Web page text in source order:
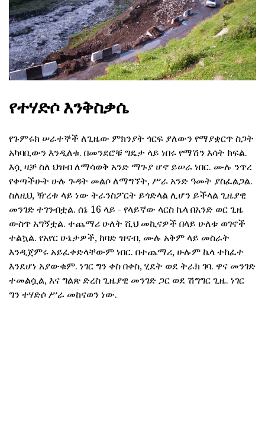
የተሃድሶ እንቅስቃሴ
የጉምሩክ ሠራተኞች ለጊዜው ምክንያት ጎርፍ ያለውን የማያቋርጥ ስጋት
አካባቢውን እንዲለቁ. በመንደሮቹ ግዴታ ላይ ነበሩ የማሽን እሳት ክፍል.
እሷ ዛቻ ስለ ህዝብ ለማሳወቅ አንድ ማጉያ ሆኖ ይሠራ ነበር. ሙሉ ንጥረ
የቀጣችሁት ሁሉ ጉዳት መልሶ ለማግኘት, ሥራ አንድ ዓመት ያስፈልጋል.
ስለዚህ, ዥረቱ ላይ ነው ትራንስፖርት ይጎድላል ሊሆን ይችላል ጊዜያዊ
መንገድ ተገንብቷል. ሰኔ 16 ላይ - የላይኛው ላርስ ኬላ በአንድ ወር ጊዜ
ውስጥ አግኝቷል. ተጨማሪ ሁለት ሺህ መኪናዎች በላይ ሁለቱ ወገኖች
ተልኳል. የአየር ሁኔታዎች, ከባድ ዝናብ, ሙሉ አቅም ላይ መስራት
እንዲጀምሩ አይፈቀድላቸውም ነበር. በተጨማሪ, ሁሉም ኬላ ተከፈተ
እንደሆነ አያውቁም. ነገር ግን ቀስ በቀስ, ሂደት ወደ ትራክ ገባ. ዋና መንገድ
ተመልሷል, እና ግልጽ ድረስ ጊዜያዊ መንገድ ጋር ወደ ሽግግር ጊዜ. ነገር
ግን ተሃድሶ ሥራ መከናወን ነው.